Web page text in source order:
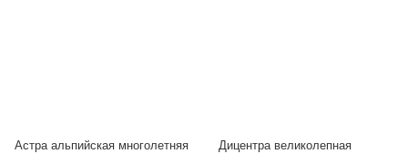
Астра альпийская многолетняя
Дицентра великолепная